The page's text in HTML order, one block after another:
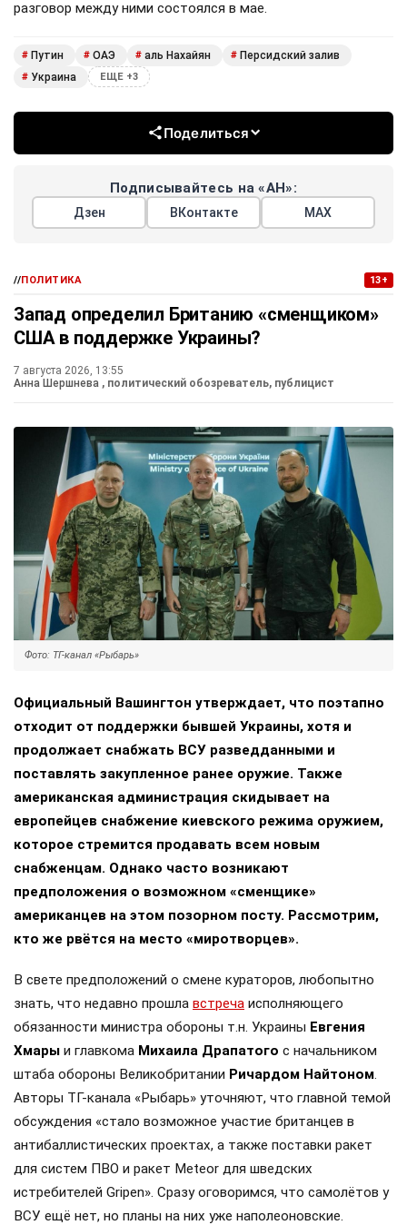
разговор между ними состоялся в мае.
# Путин # ОАЭ # аль Нахайян # Персидский залив
# Украина ЕЩЕ +3
Поделиться
Подписывайтесь на «АН»:
Дзен ВКонтакте МАХ
//ПОЛИТИКА 13+
Запад определил Британию «сменщиком»
США в поддержке Украины?
7 августа 2026, 13:55
Анна Шершнева , политический обозреватель, публицист
Фото: ТГ-канал «Рыбарь»
Официальный Вашингтон утверждает, что поэтапно
отходит от поддержки бывшей Украины, хотя и
продолжает снабжать ВСУ разведданными и
поставлять закупленное ранее оружие. Также
американская администрация скидывает на
европейцев снабжение киевского режима оружием,
которое стремится продавать всем новым
снабженцам. Однако часто возникают
предположения о возможном «сменщике»
американцев на этом позорном посту. Рассмотрим,
кто же рвётся на место «миротворцев».
В свете предположений о смене кураторов, любопытно
знать, что недавно прошла встреча исполняющего
обязанности министра обороны т.н. Украины Евгения
Хмары и главкома Михаила Драпатого с начальником
штаба обороны Великобритании Ричардом Найтоном.
Авторы ТГ-канала «Рыбарь» уточняют, что главной темой
обсуждения «стало возможное участие британцев в
антибаллистических проектах, а также поставки ракет
для систем ПВО и ракет Meteor для шведских
истребителей Gripen». Сразу оговоримся, что самолётов у
ВСУ ещё нет, но планы на них уже наполеоновские.